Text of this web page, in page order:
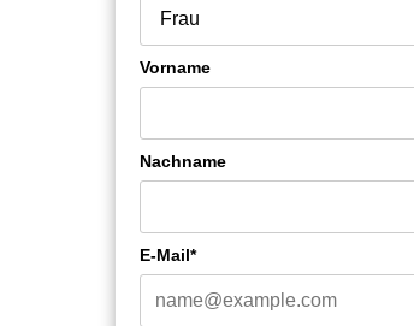
Vorname
Nachname
E-Mail*